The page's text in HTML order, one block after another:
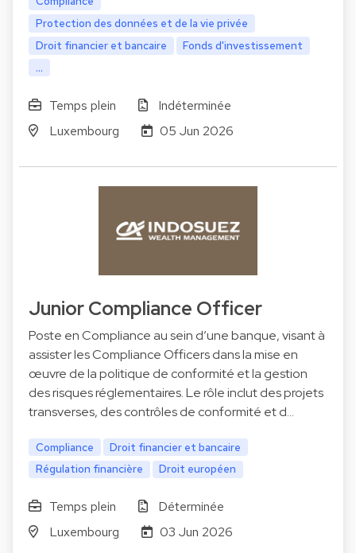
Protection des données et de la vie privée
Droit financier et bancaire
Fonds d'investissement
...
Temps plein
Indéterminée
Luxembourg
05 Jun 2026
Junior Compliance Officer
Poste en Compliance au sein d’une banque, visant à
assister les Compliance Officers dans la mise en
œuvre de la politique de conformité et la gestion
des risques réglementaires. Le rôle inclut des projets
transverses, des contrôles de conformité et d…
Compliance
Droit financier et bancaire
Régulation financière
Droit européen
Temps plein
Déterminée
Luxembourg
03 Jun 2026